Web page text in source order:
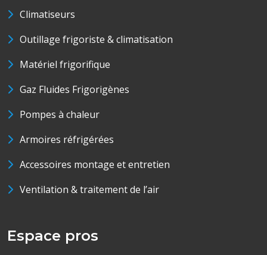
Climatiseurs
Outillage frigoriste & climatisation
Matériel frigorifique
Gaz Fluides Frigorigènes
Pompes à chaleur
Armoires réfrigérées
Accessoires montage et entretien
Ventilation & traitement de l’air
Espace pros